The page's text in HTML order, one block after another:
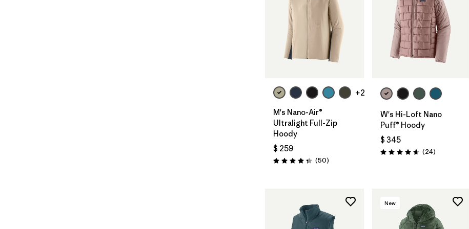
+2
M's Nano-Air®
Ultralight Full-Zip
Hoody
$ 259
Valoración: 4.3 / 5
(50Comentarios
)
W's Hi-Loft Nano
Puff® Hoody
$ 345
Valoración: 4.6 / 5
(24Comentarios
)
New